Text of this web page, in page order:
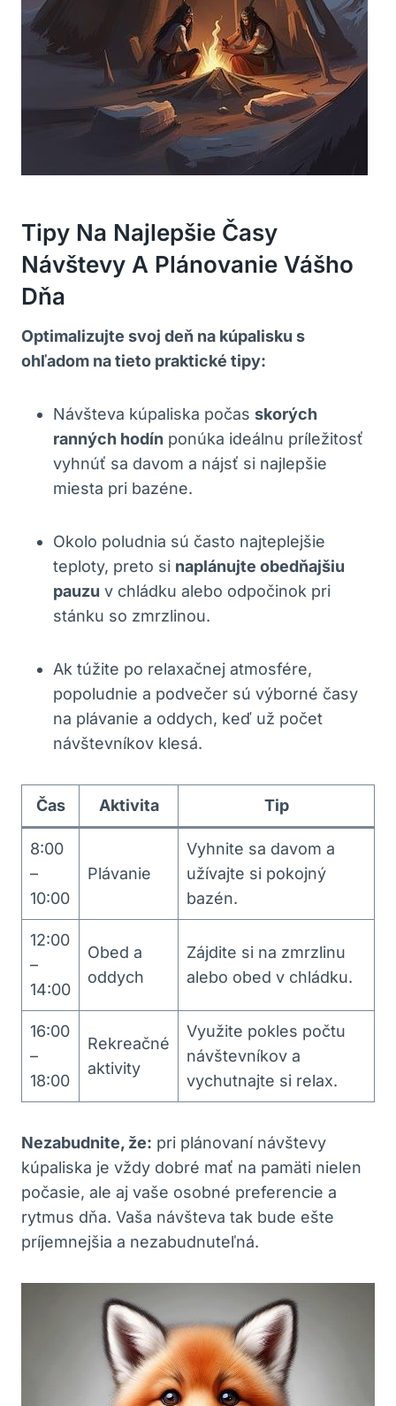
Tipy Na Najlepšie Časy
Návštevy A Plánovanie Vášho
Dňa
Optimalizujte svoj deň na kúpalisku s
ohľadom na tieto praktické tipy:
Návšteva kúpaliska počas skorých
ranných hodín ponúka ideálnu príležitosť
vyhnúť sa davom a nájsť si najlepšie
miesta pri bazéne.
Okolo poludnia sú často najteplejšie
teploty, preto si naplánujte obedňajšiu
pauzu v chládku alebo odpočinok pri
stánku so zmrzlinou.
Ak túžite po relaxačnej atmosfére,
popoludnie a podvečer sú výborné časy
na plávanie a oddych, keď už počet
návštevníkov klesá.
Čas Aktivita Tip
8:00
–
10:00
Plávanie
Vyhnite sa davom a
užívajte si pokojný
bazén.
12:00
–
14:00
Obed a
oddych
Zájdite si na zmrzlinu
alebo obed v chládku.
16:00
–
18:00
Rekreačné
aktivity
Využite pokles počtu
návštevníkov a
vychutnajte si relax.
Nezabudnite, že: pri plánovaní návštevy
kúpaliska je vždy dobré mať na pamäti nielen
počasie, ale aj vaše osobné preferencie a
rytmus dňa. Vaša návšteva tak bude ešte
príjemnejšia a nezabudnuteľná.